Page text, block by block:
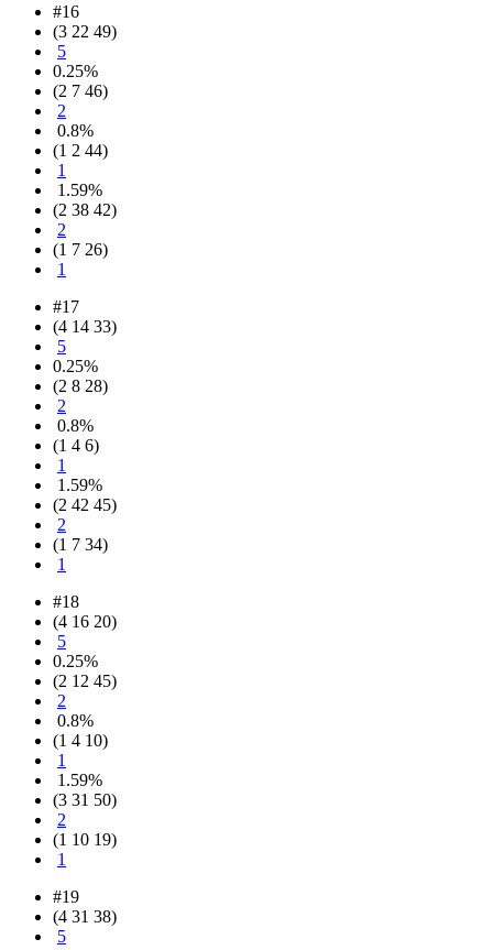
#16
(3 22 49)
5
0.25%
(2 7 46)
2
0.8%
(1 2 44)
1
1.59%
(2 38 42)
2
(1 7 26)
1
#17
(4 14 33)
5
0.25%
(2 8 28)
2
0.8%
(1 4 6)
1
1.59%
(2 42 45)
2
(1 7 34)
1
#18
(4 16 20)
5
0.25%
(2 12 45)
2
0.8%
(1 4 10)
1
1.59%
(3 31 50)
2
(1 10 19)
1
#19
(4 31 38)
5